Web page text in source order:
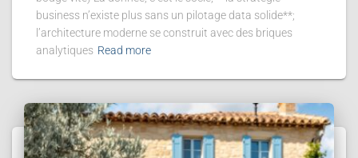
business n’existe plus sans un pilotage data solide**;
l’architecture moderne se construit avec des briques
analytiques Read more